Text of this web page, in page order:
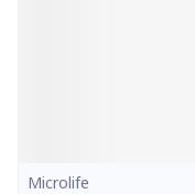
Microlife